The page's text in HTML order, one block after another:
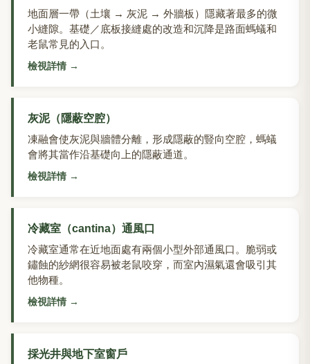
地面層一帶（土壤 → 灰泥 → 外牆板）隱藏著最多的微
小縫隙。基礎／底板接縫處的改造和沉降是路面螞蟻和
老鼠常見的入口。
檢視詳情 →
灰泥（隱蔽空腔）
凍融會使灰泥與牆體分離，形成隱蔽的豎向空腔，螞蟻
會將其當作沿基礎向上的隱蔽通道。
檢視詳情 →
冷藏室（cantina）通風口
冷藏室通常在近地面處有兩個小型外部通風口。脆弱或
鏽蝕的紗網很容易被老鼠咬穿，而室內濕氣還會吸引其
他物種。
檢視詳情 →
採光井與地下室窗戶